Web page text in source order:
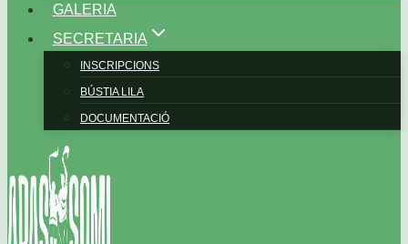
GALERIA
SECRETARIA
INSCRIPCIONS
BÚSTIA LILA
DOCUMENTACIÓ